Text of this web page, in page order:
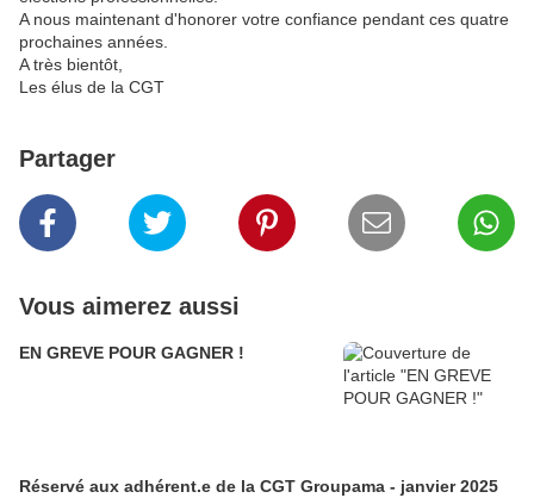
A nous maintenant d'honorer votre confiance pendant ces quatre
prochaines années.
A très bientôt,
Les élus de la CGT
Partager
Vous aimerez aussi
EN GREVE POUR GAGNER !
Réservé aux adhérent.e de la CGT Groupama - janvier 2025